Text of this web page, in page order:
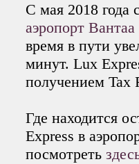
С мая 2018 года
аэропорт
время в пути
минут. Lux
получением Tax
Где находится
Express в
посмотреть